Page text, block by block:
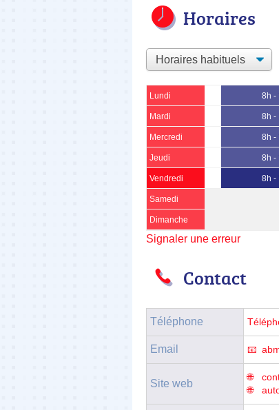
Horaires
Lundi 8h -
Mardi 8h -
Mercredi 8h -
Jeudi 8h -
Vendredi 8h -
Samedi
Dimanche
Signaler une erreur
Contact
Téléphone
Email
Site web